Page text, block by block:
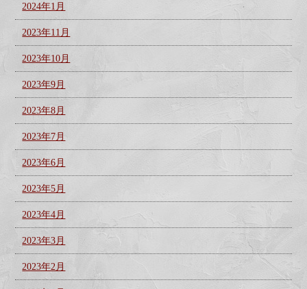
2024年1月
2023年11月
2023年10月
2023年9月
2023年8月
2023年7月
2023年6月
2023年5月
2023年4月
2023年3月
2023年2月